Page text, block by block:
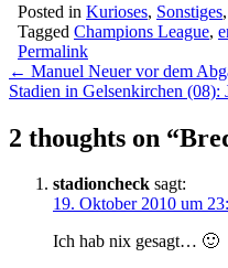
Posted in Kurioses, Sonstiges,
Tagged Champions League,
Permalink
Post
navigation
← Manuel Neuer vor dem
Stadien in Gelsenkirchen
2 thoughts on “
stadioncheck sagt:
19. Oktober 2010 um
Ich hab nix gesagt… 🙂